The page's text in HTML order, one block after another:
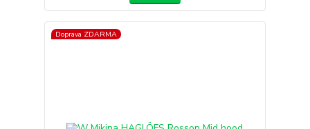
Doprava ZDARMA